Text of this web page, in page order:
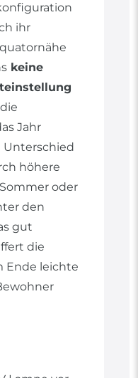
ihr
keine
Jahr
Unterschied
höhere
oder
den
gut
die
Ende leichte